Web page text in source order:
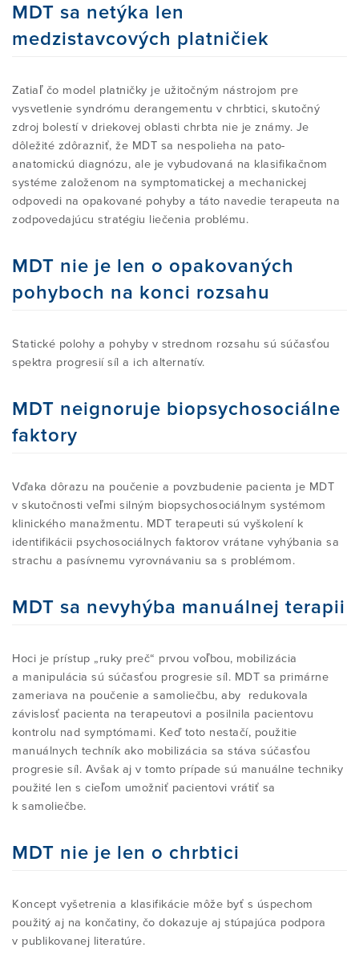
MDT sa netýka len
medzistavcových platničiek
Zatiaľ čo model platničky je užitočným nástrojom pre
vysvetlenie syndrómu derangementu v chrbtici, skutočný
zdroj bolestí v driekovej oblasti chrbta nie je známy. Je
dôležité zdôrazniť, že MDT sa nespolieha na pato-
anatomickú diagnózu, ale je vybudovaná na klasifikačnom
systéme založenom na symptomatickej a mechanickej
odpovedi na opakované pohyby a táto navedie terapeuta na
zodpovedajúcu stratégiu liečenia problému.
MDT nie je len o opakovaných
pohyboch na konci rozsahu
Statické polohy a pohyby v strednom rozsahu sú súčasťou
spektra progresií síl a ich alternatív.
MDT neignoruje biopsychosociálne
faktory
Vďaka dôrazu na poučenie a povzbudenie pacienta je MDT
v skutočnosti veľmi silným biopsychosociálnym systémom
klinického manažmentu. MDT terapeuti sú vyškolení k
identifikácii psychosociálnych faktorov vrátane vyhýbania sa
strachu a pasívnemu vyrovnávaniu sa s problémom.
MDT sa nevyhýba manuálnej terapii
Hoci je prístup „ruky preč“ prvou voľbou, mobilizácia
a manipulácia sú súčasťou progresie síl. MDT sa primárne
zameriava na poučenie a samoliečbu, aby redukovala
závislosť pacienta na terapeutovi a posilnila pacientovu
kontrolu nad symptómami. Keď toto nestačí, použitie
manuálnych techník ako mobilizácia sa stáva súčasťou
progresie síl. Avšak aj v tomto prípade sú manuálne techniky
použité len s cieľom umožniť pacientovi vrátiť sa
k samoliečbe.
MDT nie je len o chrbtici
Koncept vyšetrenia a klasifikácie môže byť s úspechom
použitý aj na končatiny, čo dokazuje aj stúpajúca podpora
v publikovanej literatúre.